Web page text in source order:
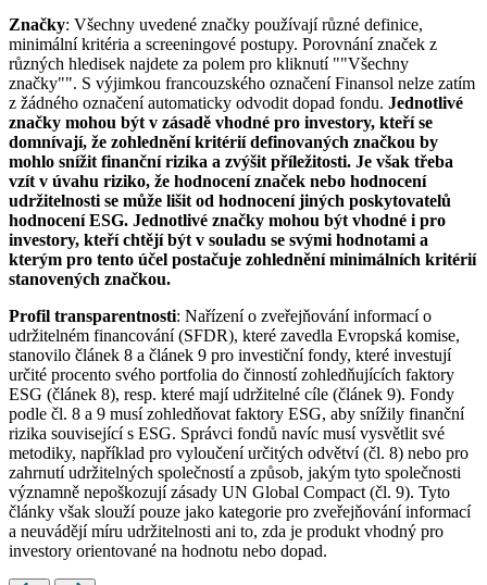
Značky: Všechny uvedené značky používají různé definice,
minimální kritéria a screeningové postupy. Porovnání značek z
různých hledisek najdete za polem pro kliknutí ""Všechny
značky"". S výjimkou francouzského označení Finansol nelze zatím
z žádného označení automaticky odvodit dopad fondu. Jednotlivé
značky mohou být v zásadě vhodné pro investory, kteří se
domnívají, že zohlednění kritérií definovaných značkou by
mohlo snížit finanční rizika a zvýšit příležitosti. Je však třeba
vzít v úvahu riziko, že hodnocení značek nebo hodnocení
udržitelnosti se může lišit od hodnocení jiných poskytovatelů
hodnocení ESG. Jednotlivé značky mohou být vhodné i pro
investory, kteří chtějí být v souladu se svými hodnotami a
kterým pro tento účel postačuje zohlednění minimálních kritérií
stanovených značkou.
Profil transparentnosti: Nařízení o zveřejňování informací o
udržitelném financování (SFDR), které zavedla Evropská komise,
stanovilo článek 8 a článek 9 pro investiční fondy, které investují
určité procento svého portfolia do činností zohledňujících faktory
ESG (článek 8), resp. které mají udržitelné cíle (článek 9). Fondy
podle čl. 8 a 9 musí zohledňovat faktory ESG, aby snížily finanční
rizika související s ESG. Správci fondů navíc musí vysvětlit své
metodiky, například pro vyloučení určitých odvětví (čl. 8) nebo pro
zahrnutí udržitelných společností a způsob, jakým tyto společnosti
významně nepoškozují zásady UN Global Compact (čl. 9). Tyto
články však slouží pouze jako kategorie pro zveřejňování informací
a neuvádějí míru udržitelnosti ani to, zda je produkt vhodný pro
investory orientované na hodnotu nebo dopad.